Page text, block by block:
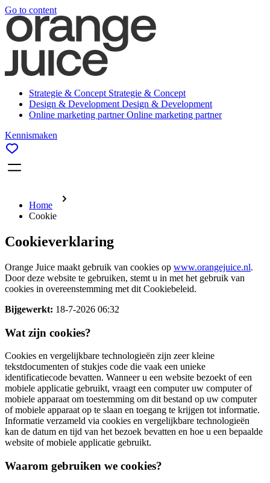
Go to content
Strategie & Concept Strategie & Concept
Design & Development Design & Development
Online marketing partnerOnline marketing partner
Kennismaken
Home
Cookie
Cookieverklaring
Orange Juice maakt gebruik van cookies op www.orangejuice.nl.
Door deze website te gebruiken, stemt u in met het gebruik van
cookies in overeenstemming met dit Cookiebeleid.
Bijgewerkt: 18-7-2026 06:32
Wat zijn cookies?
Cookies en vergelijkbare technologieën zijn zeer kleine
tekstdocumenten of stukjes code die vaak een unieke
identificatiecode bevatten. Wanneer u een website bezoekt of een
mobiele applicatie gebruikt, vraagt een computer uw computer of
mobiele apparaat om toestemming om dit bestand op uw computer
of mobiele apparaat op te slaan en toegang te krijgen tot informatie.
Informatie verzameld via cookies en vergelijkbare technologieën
kan de datum en tijd van het bezoek bevatten en hoe u een bepaalde
website of mobiele applicatie gebruikt.
Waarom gebruiken we cookies?